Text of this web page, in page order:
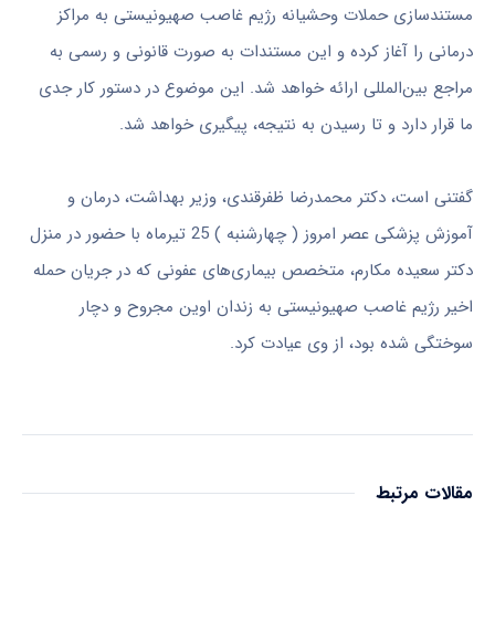
مستندسازی حملات وحشیانه رژیم غاصب صهیونیستی به مراکز
درمانی را آغاز کرده و این مستندات به صورت قانونی و رسمی به
مراجع بین‌المللی ارائه خواهد شد. این موضوع در دستور کار جدی
ما قرار دارد و تا رسیدن به نتیجه، پیگیری خواهد شد.
گفتنی است، دکتر محمدرضا ظفرقندی، وزیر بهداشت، درمان و
آموزش پزشکی عصر امروز ( چهارشنبه ) 25 تیرماه با حضور در منزل
دکتر سعیده مکارم، متخصص بیماری‌های عفونی که در جریان حمله
اخیر رژیم غاصب صهیونیستی به زندان اوین مجروح و دچار
سوختگی شده بود، از وی عیادت کرد.
مقالات مرتبط